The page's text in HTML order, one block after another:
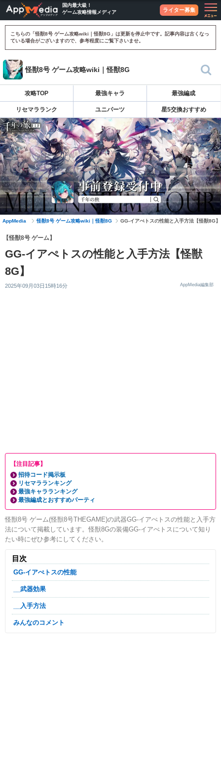
国内最大級！
ゲーム攻略情報メディア
ライター募集
こちらの「怪獣8号 ゲーム攻略wiki｜怪獣8G」は更新を停止中です。記事内容は古くなっ
ている場合がございますので、参考程度にご覧下さいませ。
怪獣8号 ゲーム攻略wiki｜怪獣8G
攻略TOP 最強キャラ 最強編成
リセマラランク ユニパーツ 星5交換おすすめ
AppMedia 怪獣8号 ゲーム攻略wiki｜怪獣8G GG-イアぺトスの性能と入手方法【怪獣8G】
【怪獣8号 ゲーム】
GG-イアぺトスの性能と入手方法【怪獣
8G】
2025年09月03日15時16分 AppMedia編集部
【注目記事】
招待コード掲示板
リセマラランキング
最強キャラランキング
最強編成とおすすめパーティ
怪獣8号 ゲーム(怪獣8号THEGAME)の武器GG-イアぺトスの性能と入手方
法について掲載しています。怪獣8Gの装備GG-イアぺトスについて知り
たい時にぜひ参考にしてください。
目次
GG-イアぺトスの性能
__武器効果
__入手方法
みんなのコメント